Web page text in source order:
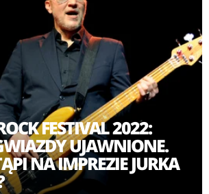
FESTIVAL 2022:
UJAWNIONE.
NA IMPREZIE JURKA